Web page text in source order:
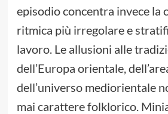
episodio concentra invece la
ritmica più irregolare e
lavoro. Le allusioni alle
dell’Europa orientale,
dell’universo mediorientale
mai carattere folklorico.